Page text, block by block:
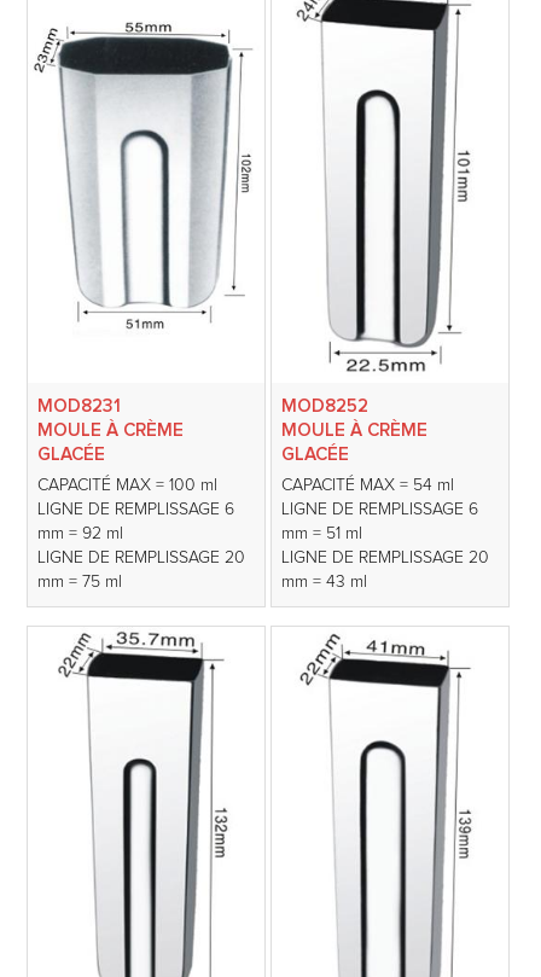
MOD8231
MOULE À CRÈME
GLACÉE
CAPACITÉ MAX = 100 ml
LIGNE DE REMPLISSAGE 6
mm = 92 ml
LIGNE DE REMPLISSAGE 20
mm = 75 ml
MOD8252
MOULE À CRÈME
GLACÉE
CAPACITÉ MAX = 54 ml
LIGNE DE REMPLISSAGE 6
mm = 51 ml
LIGNE DE REMPLISSAGE 20
mm = 43 ml